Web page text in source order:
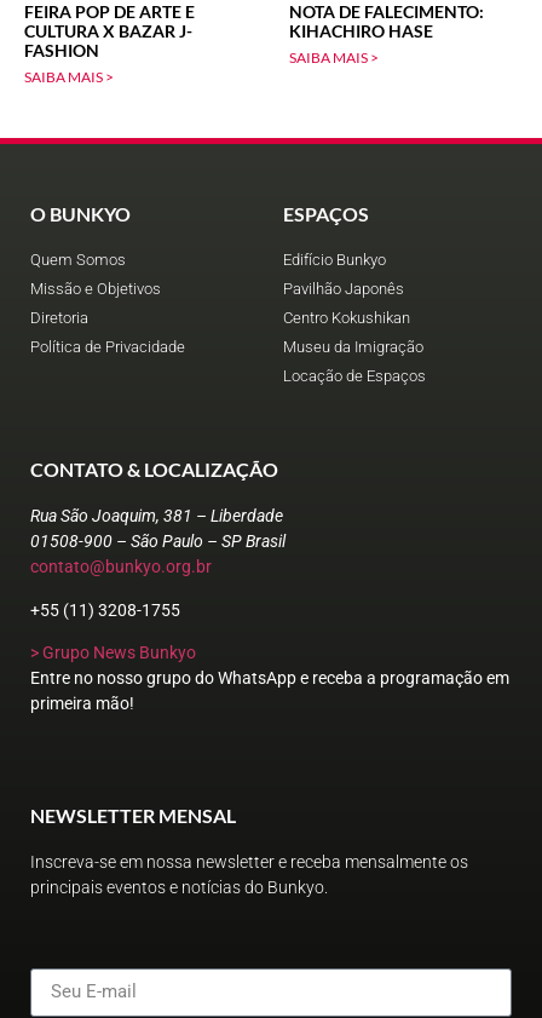
FEIRA POP DE ARTE E
CULTURA X BAZAR J-
FASHION
SAIBA MAIS >
NOTA DE FALECIMENTO:
KIHACHIRO HASE
SAIBA MAIS >
O BUNKYO
Quem Somos
Missão e Objetivos
Diretoria
Política de Privacidade
ESPAÇOS
Edifício Bunkyo
Pavilhão Japonês
Centro Kokushikan
Museu da Imigração
Locação de Espaços
CONTATO & LOCALIZAÇÃO
Rua São Joaquim, 381 – Liberdade
01508-900 – São Paulo – SP Brasil
contato@bunkyo.org.br
+55 (11) 3208-1755
> Grupo News Bunkyo
Entre no nosso grupo do WhatsApp e receba a programação em
primeira mão!
NEWSLETTER MENSAL
Inscreva-se em nossa newsletter e receba mensalmente os
principais eventos e notícias do Bunkyo.